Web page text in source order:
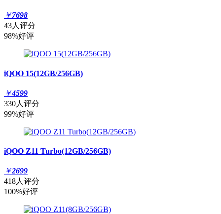
￥7698
43人评分
98%好评
iQOO 15(12GB/256GB)
￥4599
330人评分
99%好评
iQOO Z11 Turbo(12GB/256GB)
￥2699
418人评分
100%好评